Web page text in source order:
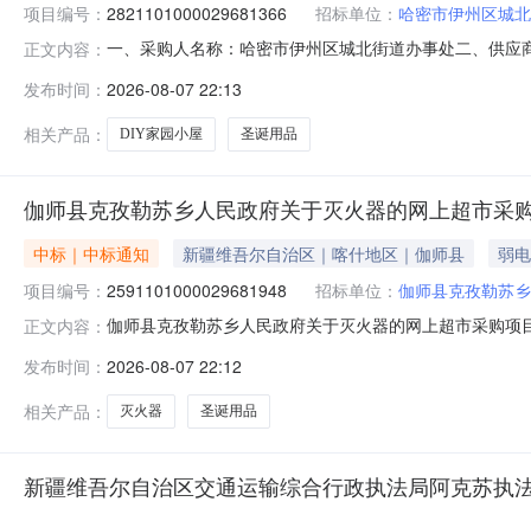
项目编号： 2821101000029681366 招标单位： 哈密市伊州区城
正文内容： 一、采购人名称：哈密市伊州区城北街道办事处二、供
工DIY家园小屋无品牌手工DIY家园小屋套
发布时间： 2026-08-07 22:13
相关产品：
DIY家园小屋 圣诞用品
伽师县克孜勒苏乡人民政府关于灭火器的网上超市采
中标｜中标通知 新疆维吾尔自治区｜喀什地区｜伽师县
弱
项目编号： 2591101000029681948 招标单位： 伽师县克孜勒苏
正文内容： 伽师县克孜勒苏乡人民政府关于灭火器的网上超市采购
编码:653129项目所在行政区划名称:新疆维吾尔自治区
发布时间： 2026-08-07 22:12
相关产品：
灭火器 圣诞用品
新疆维吾尔自治区交通运输综合行政执法局阿克苏